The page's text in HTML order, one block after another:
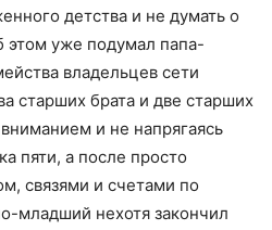
детства и не думать о
этом уже подумал папа-
владельцев сети
старших брата и две старших
и не напрягаясь
пяти, а после просто
связями и счетами по
младший нехотя закончил